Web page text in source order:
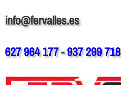
info@fervalles.es
627 964 177-937 299 718